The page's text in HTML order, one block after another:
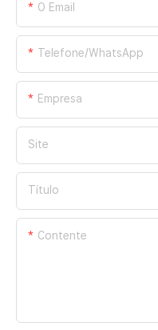
O Email
Telefone/WhatsApp
Empresa
Site
Título
Contente